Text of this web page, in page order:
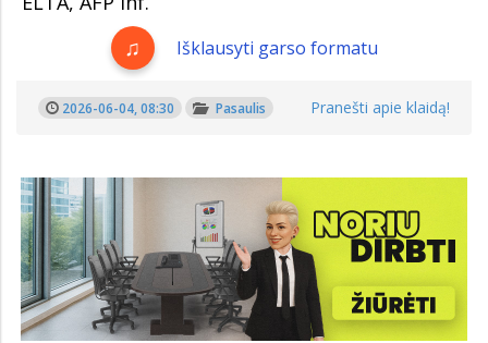
Išklausyti garso formatu
2026-06-04, 08:30 Pasaulis Pranešti apie klaidą!